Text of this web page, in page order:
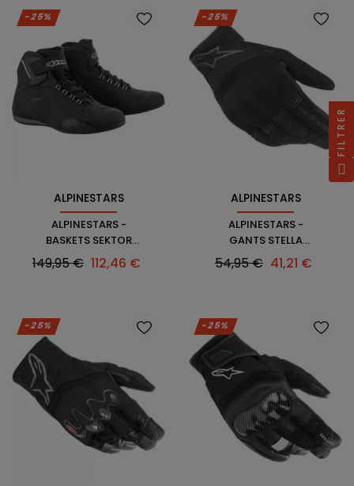
-25%
ALPINESTARS
ALPINESTARS -
BASKETS SEKTOR
WATERPROOF
Prix
149,95 € Prix
112,46 €
-25%
ALPINESTARS
ALPINESTARS -
GANTS STELLA
COPPER
Prix
54,95 € Prix
41,21 €
-25% -25%
FILTRER